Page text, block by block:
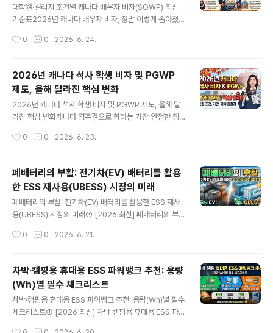
자가 패닉에 빠졌지만, 법의 테두리와 규칙을 완벽하게 분
석한다면 여전히 빈틈없는 필승의 루트는 존재합니다. 이
사회에 성공적으로 안착하기 위한 가장 냉철하고 논리적인
대학원·컬리지 조건별 캐나다 배우자 비자(SOWP) 최신
기준표2026년 캐나다 배우자 비자, 정말 이렇게 좁아졌을
게 가장 큰 무기였던 '캐나다 배우자 비자(Spousal Ope
니다. 과거에는 배우자 중 한 명이 공립 컬리지 이상의 교육
기관에 등록하기만 하면 나머지 한 명에게는 현지에서 자
유롭게 일할 수 있는 오픈 워크퍼밋이 거의 자동적으로 주
어졌습니다. 하지만 2026년 현재, 이 낭만적인 공식은 완
전히 깨졌습니다. "배우자가 유학을 가면 나도 당연히 일할
국경에서 철저하게 입국 및 비자 발급을 거절당하는 뼈아
0 0 2026. 6. 24.
2026년 캐나다 석사 학생 비자 및 PGWP
제도, 올해 달라진 핵심 변화
2026년 캐나다 석사 학생 비자 및 PGWP 제도, 올해 달
라진 핵심 변화캐나다 영주권으로 향하는 가장 안전한 징
났습니다. 특히 많은 이들이 선택하던 캐나다 석사 학생 비
기존 방식 그대로 준비하던 신청자들 사이에서 비상이 걸
렸습니다. "지금 입학해도 3년짜리 졸업 워크퍼밋을 받을
수 있을까?", "배우자 오픈 워크퍼밋(SOWP) 요건은 어떻
게 바뀐 걸까?"와 같은 의문이 쏟아지는 시점입니다. 이번
규정 변경의 핵심을 정확히 파악하지 못하면 수천만 원의
춘 정밀한 전략 수정이 그 어느 때보다 중요합니다.캐나다
0 0 2026. 6. 23.
폐배터리의 부활: 전기차(EV) 배터리를 활용
한 ESS 재사용(UBESS) 시장의 미래
폐배터리의 부활: 전기차(EV) 배터리를 활용한 ESS 재사
용(UBESS) 시장의 미래① [2026 최신] 폐배터리의 부
장은 새로운 룰이 될까?글로벌 전기차(EV) 보급이 폭발적
되었습니다. 과거에는 이를 처치 곤란한 환경 오염의 주범
으로 여겼지만, 2026년 현재 금융 시장과 산업계의 시각
은 완전히 뒤바뀌었습니다. 바로 전기차 배터리를 활용한 E
SS 재사용, 즉 UBESS(Used Battery Energy Storag
0 0 2026. 6. 21.
차박·캠핑용 휴대용 ESS 파워뱅크 추천: 용량
(Wh)별 필수 체크리스트
차박·캠핑용 휴대용 ESS 파워뱅크 추천: 용량(Wh)별 필수
체크리스트① [2026 최신] 차박 캠핑용 휴대용 ESS 파워